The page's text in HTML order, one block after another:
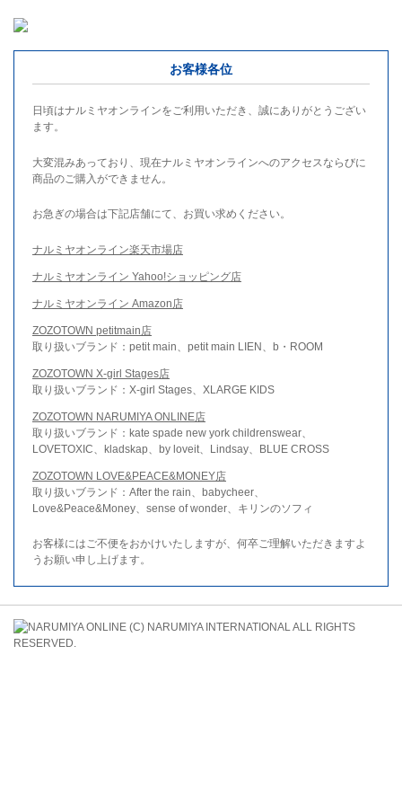
お客様各位
日頃はナルミヤオンラインをご利用いただき、誠にありがとうござい
ます。
大変混みあっており、現在ナルミヤオンラインへのアクセスならびに
商品のご購入ができません。
お急ぎの場合は下記店舗にて、お買い求めください。
ナルミヤオンライン楽天市場店
ナルミヤオンライン Yahoo!ショッピング店
ナルミヤオンライン Amazon店
ZOZOTOWN petitmain店
取り扱いブランド：petit main、petit main LIEN、b・ROOM
ZOZOTOWN X-girl Stages店
取り扱いブランド：X-girl Stages、XLARGE KIDS
ZOZOTOWN NARUMIYA ONLINE店
取り扱いブランド：kate spade new york childrenswear、
LOVETOXIC、kladskap、by loveit、Lindsay、BLUE CROSS
ZOZOTOWN LOVE&PEACE&MONEY店
取り扱いブランド：After the rain、babycheer、
Love&Peace&Money、sense of wonder、キリンのソフィ
お客様にはご不便をおかけいたしますが、何卒ご理解いただきますよ
うお願い申し上げます。